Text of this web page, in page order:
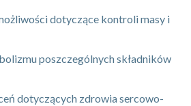
dotyczące kontroli masy i
poszczególnych składników
dotyczących zdrowia sercowo-